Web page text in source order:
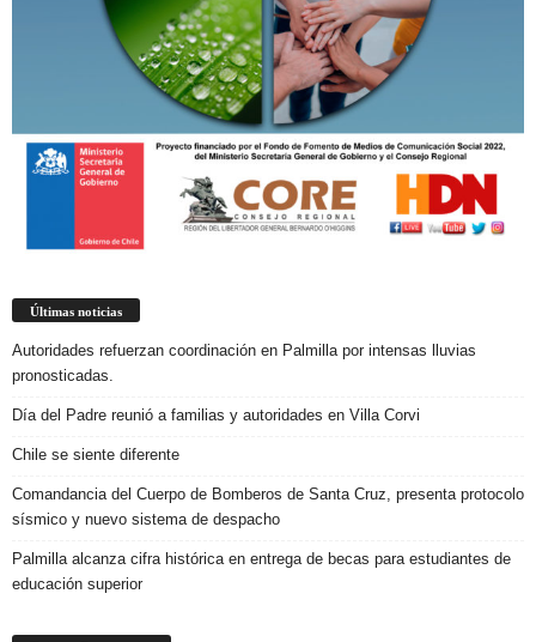
Últimas noticias
Autoridades refuerzan coordinación en Palmilla por intensas lluvias
pronosticadas.
Día del Padre reunió a familias y autoridades en Villa Corvi
Chile se siente diferente
Comandancia del Cuerpo de Bomberos de Santa Cruz, presenta protocolo
sísmico y nuevo sistema de despacho
Palmilla alcanza cifra histórica en entrega de becas para estudiantes de
educación superior